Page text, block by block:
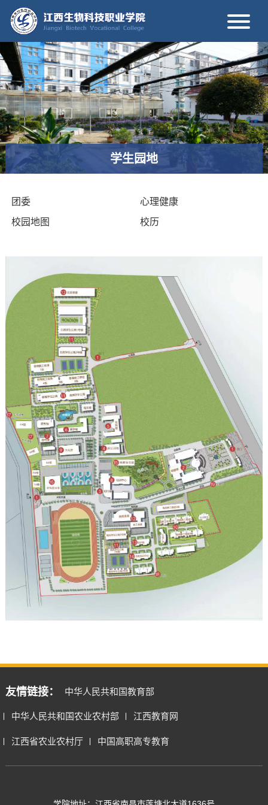
学生园地
团委
心理健康
校园地图
校历
友情链接： 中华人民共和国教育部
中华人民共和国农业农村部 江西教育网
江西省农业农村厅 中国高职高专教育